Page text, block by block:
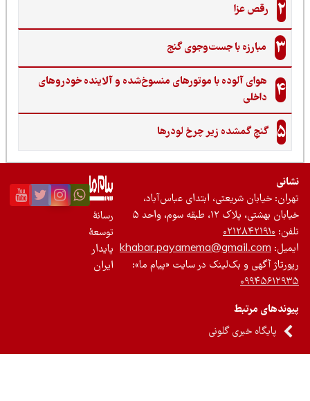
رقص عزا
مبارزه با جست‌وجوی گنج‌
هوای آلوده با موتورهای منسوخ‌شده و آلاینده خودروهای
داخلی
گنجِ گمشده زیر چرخ لودرها
خیابان شریعتی، ابتدای عباس‌آباد،
بهشتی، پلاک ۱۲، طبقه سوم، واحد ۵
۰۲۱۲۸۴۲۱۹۱۰
khabar.payamema@gmail.com
آگهی و بک‌لینک در سایت «پیام ما»:
مرتبط
پایگاه خبری گلونی
رسانۀ
توسعۀ
پایدار
ایران